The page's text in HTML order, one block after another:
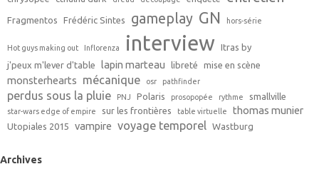
Fragmentos Frédéric Sintes gameplay GN hors-série
Hot guys making out Inflorenza interview
Itras by
j'peux m'lever d'table
lapin marteau libreté mise en scène
monsterhearts mécanique osr pathfinder
perdus sous la pluie PNJ Polaris prosopopée rythme smallville
star-wars edge of empire sur les frontières table virtuelle thomas munier
Utopiales 2015 vampire voyage temporel Wastburg
Archives